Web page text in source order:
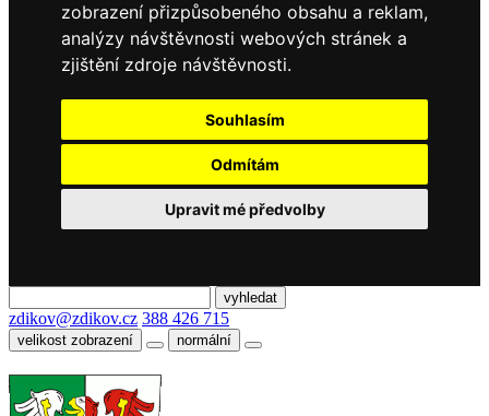
zobrazení přizpůsobeného obsahu a reklam,
analýzy návštěvnosti webových stránek a
zjištění zdroje návštěvnosti.
Souhlasím
Odmítám
Upravit mé předvolby
zdikov@zdikov.cz 388 426 715
velikost zobrazení normální